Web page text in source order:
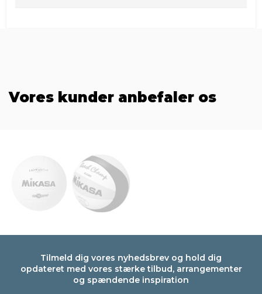
Vores kunder anbefaler os
Tilmeld dig vores nyhedsbrev og hold dig
opdateret med vores stærke tilbud, arrangementer
og spændende inspiration